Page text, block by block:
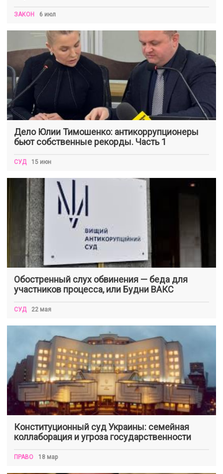
ЗАКОН 6 июл
Дело Юлии Тимошенко: антикоррупционеры
бьют собственные рекорды. Часть 1
СУД 15 июн
Обостренный слух обвинения — беда для
участников процесса, или Будни ВАКС
СУД 22 мая
Конституционный суд Украины: семейная
коллаборация и угроза государственности
ПРАВО 18 мар